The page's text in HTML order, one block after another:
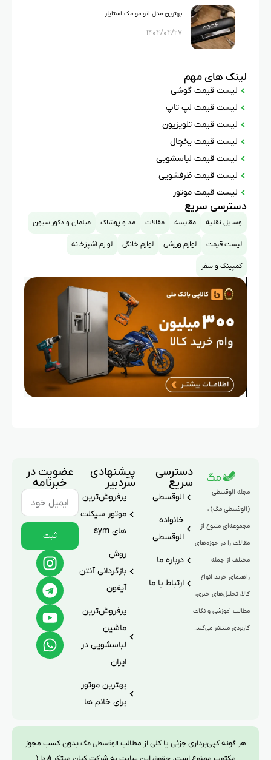
بهترین مدل اتو مو مک استایلر
۱۴۰۴/۰۴/۲۷
لینک های مهم
لیست قیمت گوشی
لیست قیمت لپ تاپ
لیست قیمت تلویزیون
لیست قیمت یخچال
لیست قیمت لباسشویی
لیست قیمت ظرفشویی
لیست قیمت موتور
دسترسی سریع
وسایل نقلیه مقایسه مقالات مد و پوشاک مبلمان و دکوراسیون
لیست قیمت لوازم ورزشی لوازم خانگی لوازم آشپزخانه
کمپینگ و سفر
مجله الوقسطی
(الوقسطی مگ) ،
مجموعه‌ای متنوع از
مقالات را در حوزه‌های
مختلف از جمله
راهنمای خرید انواع
کالا، تحلیل‌های خبری،
مطالب آموزشی و نکات
کاربردی منتشر می‌کند.
دسترسی
سریع
الوقسطی
خانواده
الوقسطی
درباره ما
ارتباط با ما
پیشنهادی
سردبیر
پرفروش‌ترین
موتور سیکلت
های sym
روش
بازگردانی آنتن
آیفون
پرفروش‌ترین
ماشین
لباسشویی در
ایران
بهترین موتور
برای خانم ها
عضویت در
خبرنامه
ثبت
هر گونه کپی‌برداری جزئی یا کلی از مطالب الوقسطی مگبدون کسب مجوز